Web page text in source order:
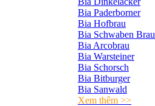
Bia Paderborner
Bia Hofbrau
Bia Schwaben Brau
Bia Arcobrau
Bia Warsteiner
Bia Schorsch
Bia Bitburger
Bia Sanwald
Xem thêm >>